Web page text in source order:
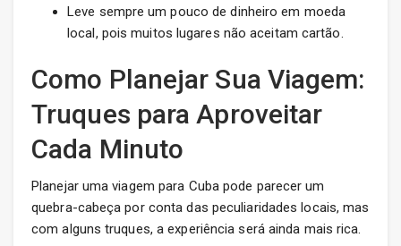
Leve sempre um pouco de dinheiro em moeda
local, pois muitos lugares não aceitam cartão.
Como Planejar Sua Viagem:
Truques para Aproveitar
Cada Minuto
Planejar uma viagem para Cuba pode parecer um
quebra-cabeça por conta das peculiaridades locais, mas
com alguns truques, a experiência será ainda mais rica.